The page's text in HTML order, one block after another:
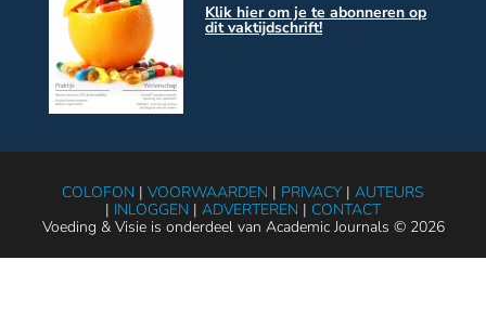
Klik hier om je te abonneren op
dit vaktijdschrift!
COLOFON | VOORWAARDEN | PRIVACY | AUTEURS
| INLOGGEN | ADVERTEREN | CONTACT
Voeding & Visie is onderdeel van Academic Journals © 2026